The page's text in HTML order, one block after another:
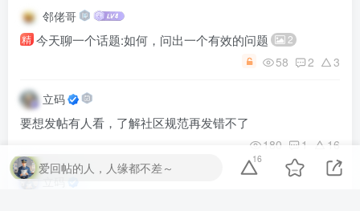
邻佬哥
精 今天聊一个话题:如何，问出一个有效的问题 2
58 2 3
立码
要想发帖有人看，了解社区规范再发错不了
180 1 16
爱回帖的人，人缘都不差～
16